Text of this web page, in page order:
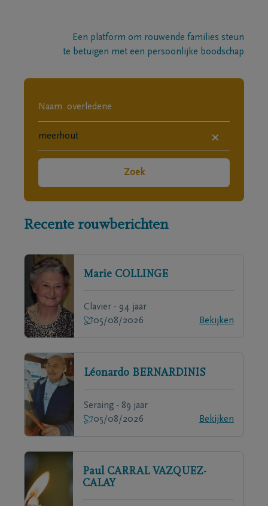
Een platform om rouwende families steun
te betuigen met een persoonlijke boodschap
×
Zoek
Recente rouwberichten
Marie COLLINGE
Clavier - 94 jaar
05/08/2026
Bekijken
Léonardo BERNARDINIS
Seraing - 89 jaar
05/08/2026
Bekijken
Paul CARRAL VAZQUEZ-
CALAY